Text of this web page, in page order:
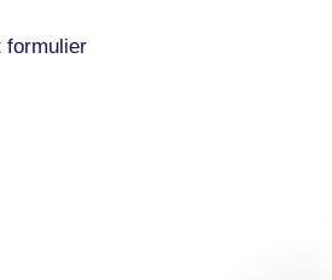
formulier